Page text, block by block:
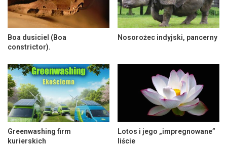
Boa dusiciel (Boa
constrictor).
Nosorożec indyjski, pancerny
Greenwashing firm
kurierskich
Lotos i jego „impregnowane”
liście